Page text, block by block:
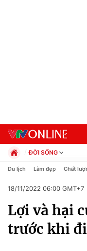
Chuyên mục
Chính trị
ĐỜI SỐNG
Chính trị
Pháp luật
Kinh tế
Thể thao
Truyền hình
Du lịch Làm đẹp Chất
18/11/2022 06:00 GMT+7
Lợi và hại
trước khi